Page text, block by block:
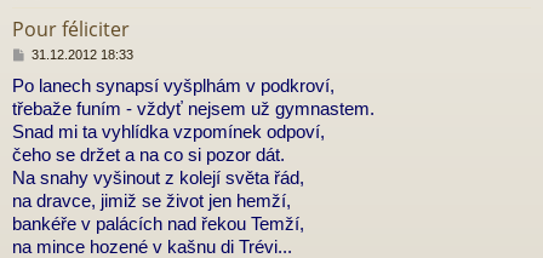
Pour féliciter
P
í
s
p
v
e
k
31.12.2012 18:33
Po lanech synapsí vyšplhám v podkroví,
třebaže funím - vždyť nejsem už gymnastem.
Snad mi ta vyhlídka vzpomínek odpoví,
čeho se držet a na co si pozor dát.
Na snahy vyšinout z kolejí světa řád,
na dravce, jimiž se život jen hemží,
bankéře v palácích nad řekou Temží,
na mince hozené v kašnu di Trévi...